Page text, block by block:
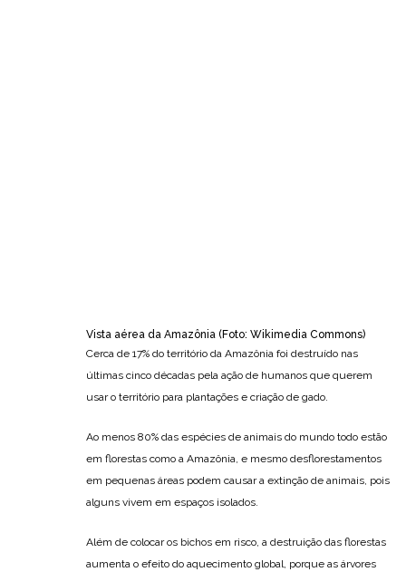
Vista aérea da Amazônia (Foto: Wikimedia Commons)
Cerca de 17% do território da Amazônia foi destruído nas
últimas cinco décadas pela ação de humanos que querem
usar o território para plantações e criação de gado.
Ao menos 80% das espécies de animais do mundo todo estão
em florestas como a Amazônia, e mesmo desflorestamentos
em pequenas áreas podem causar a extinção de animais, pois
alguns vivem em espaços isolados.
Além de colocar os bichos em risco, a destruição das florestas
aumenta o efeito do aquecimento global, porque as árvores